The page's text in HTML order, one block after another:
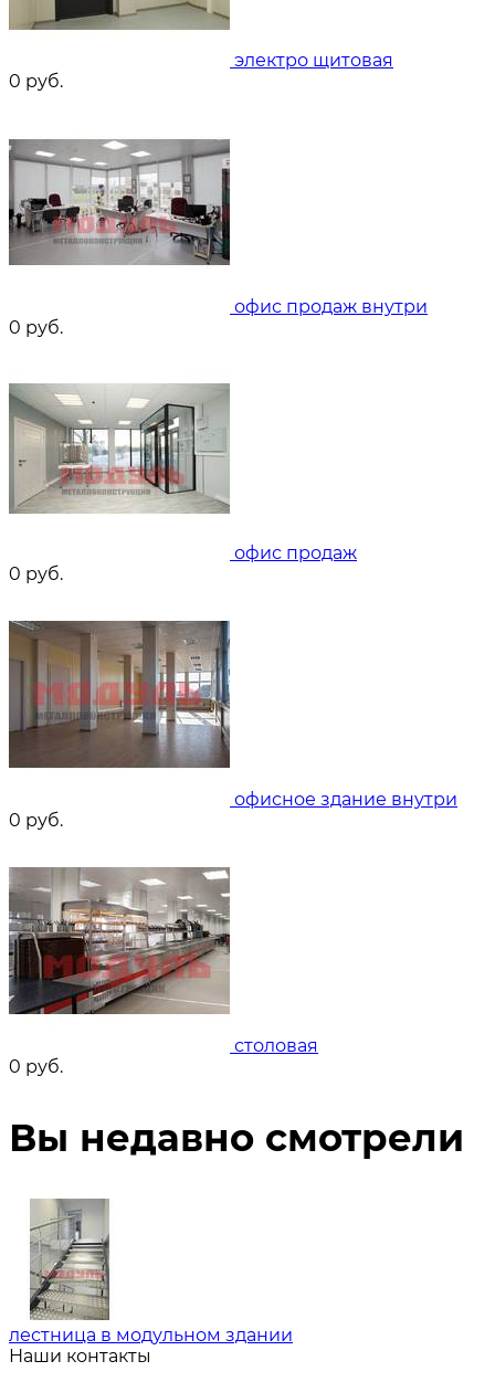
электро щитовая
0 руб.
офис продаж внутри
0 руб.
офис продаж
0 руб.
офисное здание внутри
0 руб.
столовая
0 руб.
Вы недавно смотрели
лестница в модульном здании
Наши контакты